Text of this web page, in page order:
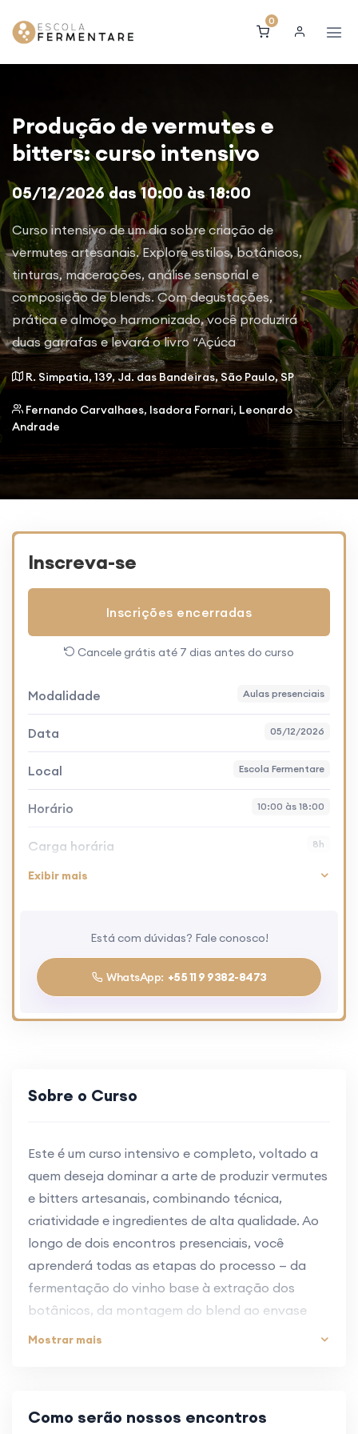
0
Produção de vermutes e
bitters: curso intensivo
05/12/2026 das 10:00 às 18:00
Curso intensivo de um dia sobre criação de
vermutes artesanais. Explore estilos, botânicos,
tinturas, macerações, análise sensorial e
composição de blends. Com degustações,
prática e almoço harmonizado, você produzirá
duas garrafas e levará o livro “Açúca
R. Simpatia, 139, Jd. das Bandeiras, São Paulo, SP
Fernando Carvalhaes, Isadora Fornari, Leonardo
Andrade
Inscreva-se
Inscrições encerradas
Cancele grátis até 7 dias antes do curso
Modalidade Aulas presenciais
Data 05/12/2026
Local Escola Fermentare
Horário 10:00 às 18:00
Carga horária 8h
Vagas
Certificado Sim
Material complementar Sim
Exibir mais
Está com dúvidas? Fale conosco!
WhatsApp: +55 11 9 9382-8473
Sobre o Curso
Este é um curso intensivo e completo, voltado a
quem deseja dominar a arte de produzir vermutes
e bitters artesanais, combinando técnica,
criatividade e ingredientes de alta qualidade. Ao
longo de dois encontros presenciais, você
aprenderá todas as etapas do processo — da
fermentação do vinho base à extração dos
botânicos, da montagem do blend ao envase
final — e sairá com 12 garrafas do seu próprio
Essa experiência imersiva une prática e teoria em
Mostrar mais
Como serão nossos encontros